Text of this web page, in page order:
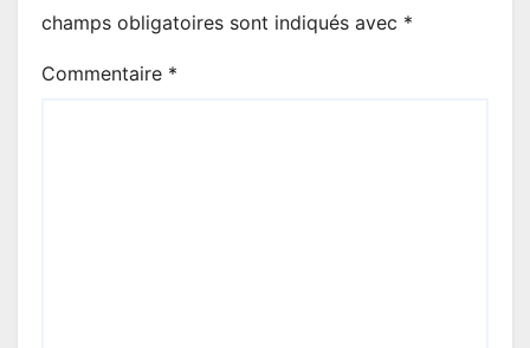
champs obligatoires sont indiqués avec *
Commentaire *